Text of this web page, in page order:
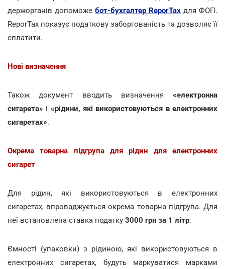
держорганів допоможе бот-бухгалтер ReporTax для ФОП.
ReporTax показує податкову заборгованість та дозволяє її
cплатити.
Нові визначення
Також документ вводить визначення «електронна
сигарета» і «рідини, які використовуються в електронних
сигаретах».
Окрема товарна підгрупа для рідин для електронних
сигарет
Для рідин, які використовуються в електронних
сигаретах, впроваджується окрема товарна підгрупа. Для
неї встановлена ставка податку 3000 грн за 1 літр.
Ємності (упаковки) з рідиною, які використовуються в
електронних сигаретах, будуть маркуватися марками